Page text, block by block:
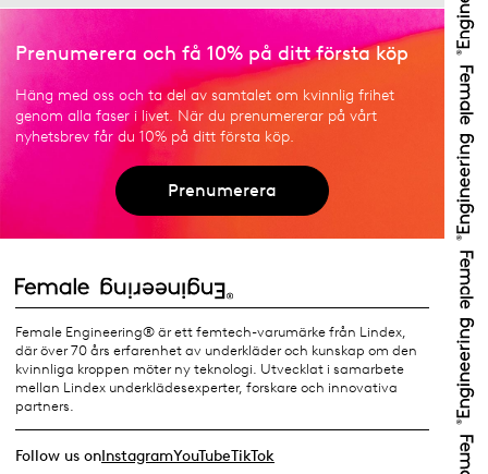
Prenumerera och få 10% på ditt första köp
Häng med oss och ta del av samtalet om kvinnlig frihet
genom alla faser i livet. När du prenumererar på vårt
nyhetsbrev får du 10% på ditt första köp.
Prenumerera
Female Engineering® är ett femtech-varumärke från Lindex,
där över 70 års erfarenhet av underkläder och kunskap om den
kvinnliga kroppen möter ny teknologi. Utvecklat i samarbete
mellan Lindex underklädesexperter, forskare och innovativa
partners.
Follow us onInstagramYouTubeTikTok